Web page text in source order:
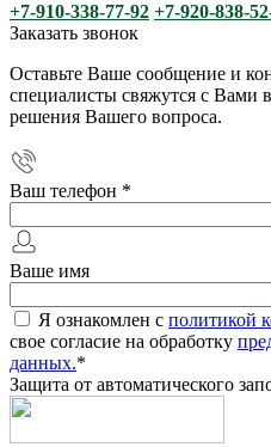
+7-910-338-77-92 +7-920-838-
Заказать звонок
Оставьте Ваше сообщение и
специалисты свяжутся с Вами
решения Вашего вопроса.
Ваш телефон *
Ваше имя
Я ознакомлен с политикой
свое согласие на обработку
данных.*
Защита от автоматического